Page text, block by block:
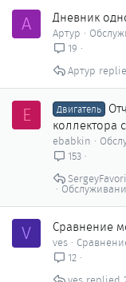
А Дневник
Артур
19
Артур
E Двигатель
коллектора с
ebabkin
153
V Сравнение
ves
12